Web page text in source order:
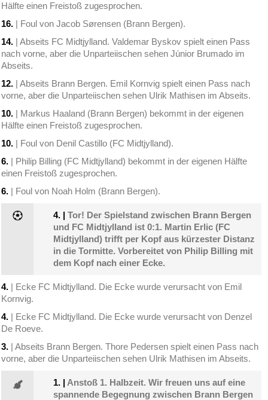
Hälfte einen Freistoß zugesprochen.
16. | Foul von Jacob Sørensen (Brann Bergen).
14. | Abseits FC Midtjylland. Valdemar Byskov spielt einen Pass
nach vorne, aber die Unparteiischen sehen Júnior Brumado im
Abseits.
12. | Abseits Brann Bergen. Emil Kornvig spielt einen Pass nach
vorne, aber die Unparteiischen sehen Ulrik Mathisen im Abseits.
10. | Markus Haaland (Brann Bergen) bekommt in der eigenen
Hälfte einen Freistoß zugesprochen.
10. | Foul von Denil Castillo (FC Midtjylland).
6. | Philip Billing (FC Midtjylland) bekommt in der eigenen Hälfte
einen Freistoß zugesprochen.
6. | Foul von Noah Holm (Brann Bergen).
4. |Tor! Der Spielstand zwischen Brann Bergen
und FC Midtjylland ist 0:1. Martin Erlic (FC
Midtjylland) trifft per Kopf aus kürzester Distanz
in die Tormitte. Vorbereitet von Philip Billing mit
dem Kopf nach einer Ecke.
4. | Ecke FC Midtjylland. Die Ecke wurde verursacht von Emil
Kornvig.
4. | Ecke FC Midtjylland. Die Ecke wurde verursacht von Denzel
De Roeve.
3. | Abseits Brann Bergen. Thore Pedersen spielt einen Pass nach
vorne, aber die Unparteiischen sehen Ulrik Mathisen im Abseits.
1. | Anstoß 1. Halbzeit. Wir freuen uns auf eine
spannende Begegnung zwischen Brann Bergen